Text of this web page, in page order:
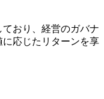
おり、経営のガバナ
応じたリターンを享